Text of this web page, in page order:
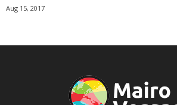
Aug 15, 2017